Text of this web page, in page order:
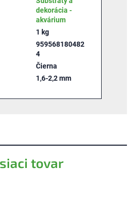
tovar
dekorácia -
akvárium
1 kg
959568180482
4
Čierna
1,6-2,2 mm